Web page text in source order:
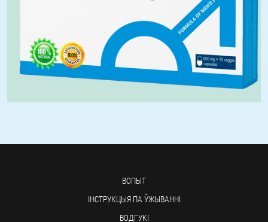
ВОПЫТ
ІНСТРУКЦЫЯ ПА ЎЖЫВАННІ
ВОДГУКІ